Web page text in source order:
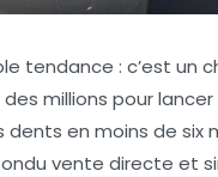
tendance : c’est un
millions pour lancer
en moins de six
vente directe et